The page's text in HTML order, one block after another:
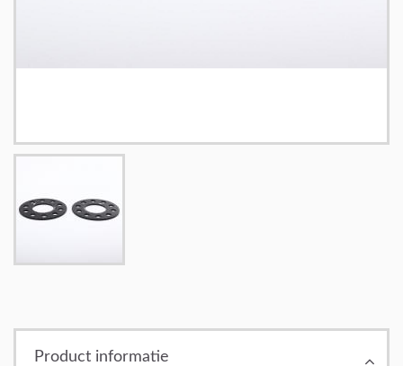
Product informatie